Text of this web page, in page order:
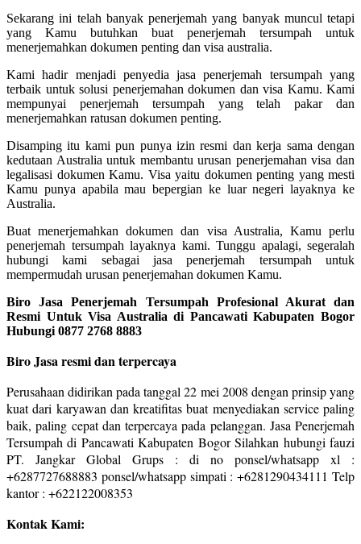
Sekarang ini telah banyak penerjemah yang banyak muncul tetapi
yang Kamu butuhkan buat penerjemah tersumpah untuk
menerjemahkan dokumen penting dan visa australia.
Kami hadir menjadi penyedia jasa penerjemah tersumpah yang
terbaik untuk solusi penerjemahan dokumen dan visa Kamu. Kami
mempunyai penerjemah tersumpah yang telah pakar dan
menerjemahkan ratusan dokumen penting.
Disamping itu kami pun punya izin resmi dan kerja sama dengan
kedutaan Australia untuk membantu urusan penerjemahan visa dan
legalisasi dokumen Kamu. Visa yaitu dokumen penting yang mesti
Kamu punya apabila mau bepergian ke luar negeri layaknya ke
Australia.
Buat menerjemahkan dokumen dan visa Australia, Kamu perlu
penerjemah tersumpah layaknya kami. Tunggu apalagi, segeralah
hubungi kami sebagai jasa penerjemah tersumpah untuk
mempermudah urusan penerjemahan dokumen Kamu.
Biro Jasa Penerjemah Tersumpah Profesional Akurat dan
Resmi Untuk Visa Australia di Pancawati Kabupaten Bogor
Hubungi 0877 2768 8883
Biro Jasa resmi dan terpercaya
Perusahaan didirikan pada tanggal 22 mei 2008 dengan prinsip yang
kuat dari karyawan dan kreatifitas buat menyediakan service paling
baik, paling cepat dan terpercaya pada pelanggan. Jasa Penerjemah
Tersumpah di Pancawati Kabupaten Bogor Silahkan hubungi fauzi
PT. Jangkar Global Grups : di no ponsel/whatsapp xl :
+6287727688883 ponsel/whatsapp simpati : +6281290434111 Telp
kantor : +622122008353
Kontak Kami: